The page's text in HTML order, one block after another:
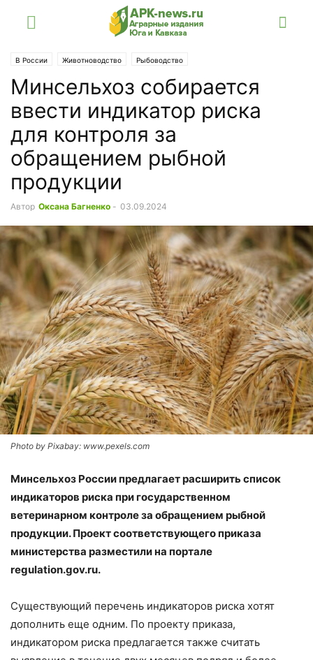
В России Животноводство Рыбоводство
Минсельхоз собирается
ввести индикатор риска
для контроля за
обращением рыбной
продукции
Автор Оксана Багненко - 03.09.2024
Photo by Pixabay: www.pexels.com
Минсельхоз России предлагает расширить список
индикаторов риска при государственном
ветеринарном контроле за обращением рыбной
продукции. Проект соответствующего приказа
министерства разместили на портале
regulation.gov.ru.
Существующий перечень индикаторов риска хотят
дополнить еще одним. По проекту приказа,
индикатором риска предлагается также считать